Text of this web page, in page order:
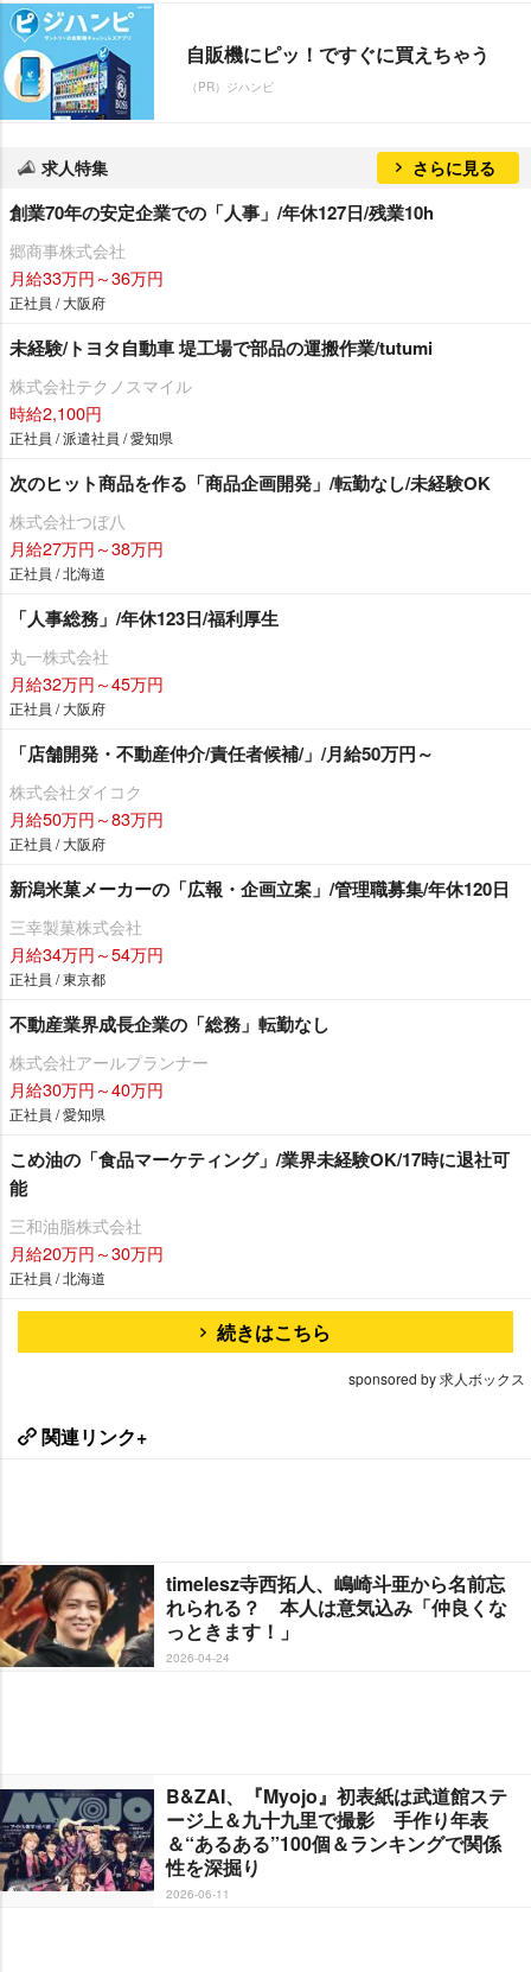
自販機にピッ！ですぐに買えちゃう
（PR）ジハンピ
求人特集 さらに見る
創業70年の安定企業での「人事」/年休127日/残業10h
郷商事株式会社
月給33万円～36万円
正社員 / 大阪府
未経験/トヨタ自動車 堤工場で部品の運搬作業/tutumi
株式会社テクノスマイル
時給2,100円
正社員 / 派遣社員 / 愛知県
次のヒット商品を作る「商品企画開発」/転勤なし/未経験OK
株式会社つぼ八
月給27万円～38万円
正社員 / 北海道
「人事総務」/年休123日/福利厚生
丸一株式会社
月給32万円～45万円
正社員 / 大阪府
「店舗開発・不動産仲介/責任者候補/」/月給50万円～
株式会社ダイコク
月給50万円～83万円
正社員 / 大阪府
新潟米菓メーカーの「広報・企画立案」/管理職募集/年休120日
三幸製菓株式会社
月給34万円～54万円
正社員 / 東京都
不動産業界成長企業の「総務」転勤なし
株式会社アールプランナー
月給30万円～40万円
正社員 / 愛知県
こめ油の「食品マーケティング」/業界未経験OK/17時に退社可
能
三和油脂株式会社
月給20万円～30万円
正社員 / 北海道
続きはこちら
sponsored by 求人ボックス
関連リンク+
timelesz寺西拓人、嶋崎斗亜から名前忘
れられる？ 本人は意気込み「仲良くな
っときます！」
2026-04-24
B&ZAI、『Myojo』初表紙は武道館ステ
ージ上＆九十九里で撮影 手作り年表
＆“あるある”100個＆ランキングで関係
性を深掘り
2026-06-11